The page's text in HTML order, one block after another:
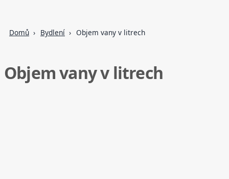
Domů Bydlení Objem vany v litrech
Objem vany v litrech